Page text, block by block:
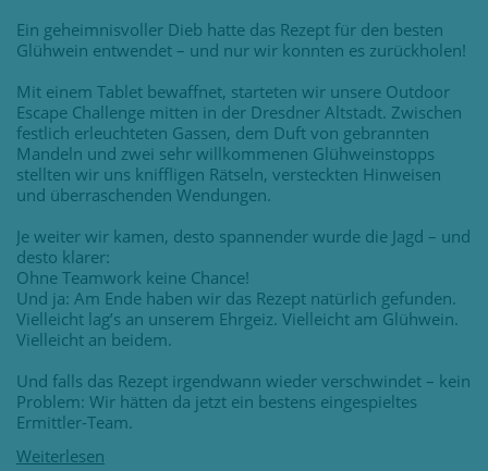
Ein geheimnisvoller Dieb hatte das Rezept für den besten
Glühwein entwendet – und nur wir konnten es zurückholen!
Mit einem Tablet bewaffnet, starteten wir unsere Outdoor
Escape Challenge mitten in der Dresdner Altstadt. Zwischen
festlich erleuchteten Gassen, dem Duft von gebrannten
Mandeln und zwei sehr willkommenen Glühweinstopps
stellten wir uns kniffligen Rätseln, versteckten Hinweisen
und überraschenden Wendungen.
Je weiter wir kamen, desto spannender wurde die Jagd – und
desto klarer:
Ohne Teamwork keine Chance!
Und ja: Am Ende haben wir das Rezept natürlich gefunden.
Vielleicht lag’s an unserem Ehrgeiz. Vielleicht am Glühwein.
Vielleicht an beidem.
Und falls das Rezept irgendwann wieder verschwindet – kein
Problem: Wir hätten da jetzt ein bestens eingespieltes
Ermittler-Team.